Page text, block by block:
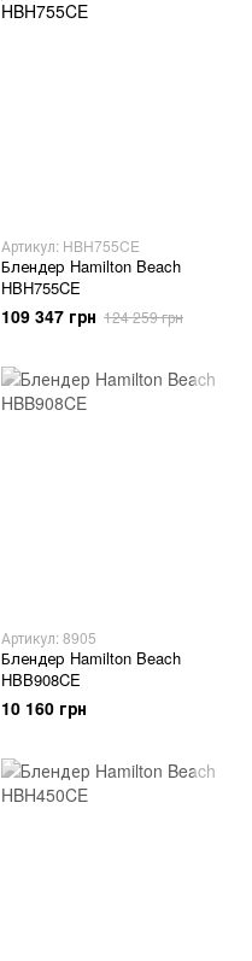
Артикул: HBH755CE
Блендер Hamilton Beach
HBH755CE
109 347 грн 124 259 грн
Артикул: 8905
Блендер Hamilton Beach
HBB908CE
10 160 грн